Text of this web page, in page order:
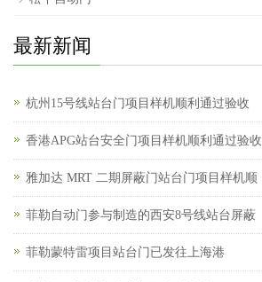
最新新闻
杭州15号线站台门项目样机顺利通过验收
香港APG站台安全门项目样机顺利通过验收
雅加达 MRT 二期屏蔽门站台门项目样机顺
菲勒自动门参与制造的西安8号线站台屏蔽
菲勒蒙特雷项目站台门已发往上海港